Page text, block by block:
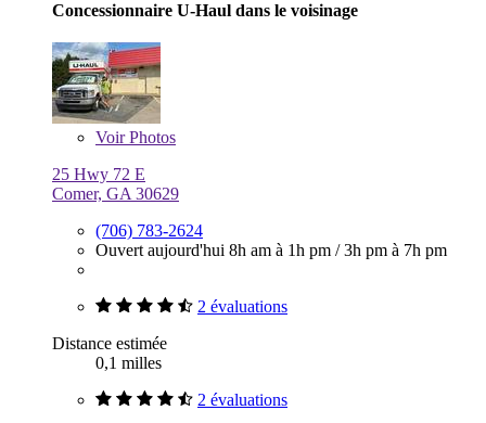
Concessionnaire U-Haul dans le voisinage
VoirPhotos
25 Hwy 72 E
Comer, GA 30629
(706) 783-2624
Ouvert aujourd'hui 8h am à 1h pm /3h pm à 7h pm
2 évaluations
Distance estimée
0,1 milles
2 évaluations